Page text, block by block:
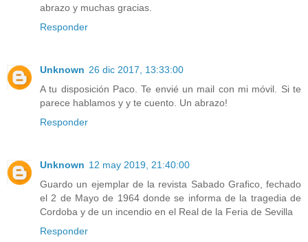
abrazo y muchas gracias.
Responder
Unknown 26 dic 2017, 13:33:00
A tu disposición Paco. Te envié un mail con mi móvil. Si te
parece hablamos y y te cuento. Un abrazo!
Responder
Unknown 12 may 2019, 21:40:00
Guardo un ejemplar de la revista Sabado Grafico, fechado
el 2 de Mayo de 1964 donde se informa de la tragedia de
Cordoba y de un incendio en el Real de la Feria de Sevilla
Responder